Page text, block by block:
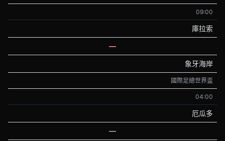
09:00
庫拉索
—
象牙海岸
國際足總世界盃
04:00
厄瓜多
—